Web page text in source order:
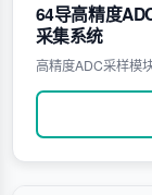
64导高精度
采集系统
高精度ADC采样模